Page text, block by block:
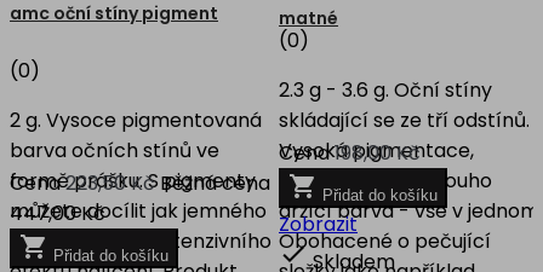
amc oční stíny pigment
(0)
2 g. Vysoce pigmentovaná
barva očních stínů ve
formě prášku. S pigmenty
můžete docílit jak jemného
tak maximálně intenzivního
Cena223,50 Kč Běžná cena
447,00 Kč
 Přidat do košíku
matné
(0)
2.3 g - 3.6 g. Oční stíny
skládající se ze tří odstínů.
Vysoká pigmentace,
perfektní krytí, dlouho
držící barva - vše v
Obohacené o pečující
Cena198,00 Kč
 Přidat do košíku
Zobrazit
Skladem